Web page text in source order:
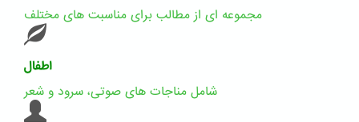
مجموعه ای از مطالب برای مناسبت های مختلف
اطفال
شامل مناجات های صوتی، سرود و شعر